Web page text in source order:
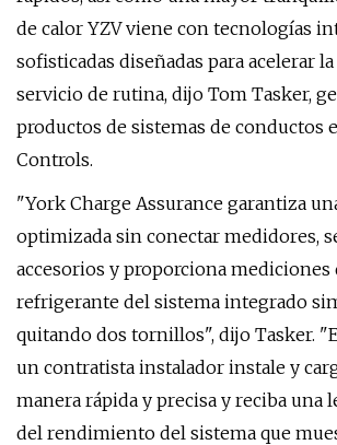
de calor YZV viene con tecnologías
sofisticadas diseñadas para acelerar
servicio de rutina, dijo Tom Tasker,
productos de sistemas de conductos
Controls.
"York Charge Assurance garantiza
optimizada sin conectar medidores,
accesorios y proporciona mediciones
refrigerante del sistema integrado
quitando dos tornillos", dijo Tasker.
un contratista instalador instale y
manera rápida y precisa y reciba una
del rendimiento del sistema que